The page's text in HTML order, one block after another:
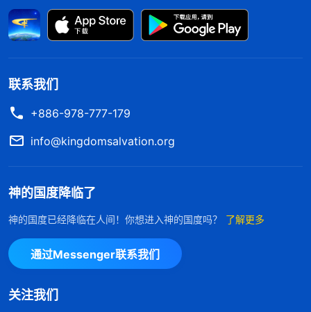
就把李妍以前情形不好的表现拿出来欺骗带领，好把
这样就不会被调走。我明知道教会工作需要人，可我
只顾维护自己的利益根本不管教会的整体工作，我这
哪是在尽本分哪？为了把人留下来为自己效力保住自
是在打岔教会工作吗？我所走的就是抵挡神的敌基督
被神淘汰。我越想越害怕，对自己自私卑鄙的撒但本
性有些恨恶，就向神祷告愿意悔改。
就能接受神的鉴察，你接受神的鉴察，你的心就摆正
联系我们
+886-978-777-179
info@kingdomsalvation.org
神的国度降临了
神的国度已经降临在人间！你想进入神的国度吗？ 了解更多
通过Messenger联系我们
关注我们